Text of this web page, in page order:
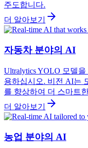
주도합니다.
더 알아보기
자동차 분야의 AI
Ultralytics YOLO 모델
용하십시오. 비전 AI는
를 향상하여 더 스마트
더 알아보기
농업 분야의 AI